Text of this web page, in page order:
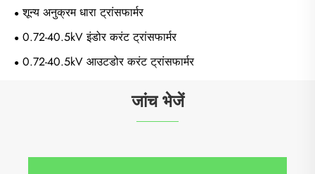
शून्य अनुक्रम धारा ट्रांसफार्मर
0.72-40.5kV इंडोर करंट ट्रांसफार्मर
0.72-40.5kV आउटडोर करंट ट्रांसफार्मर
जांच भेजें